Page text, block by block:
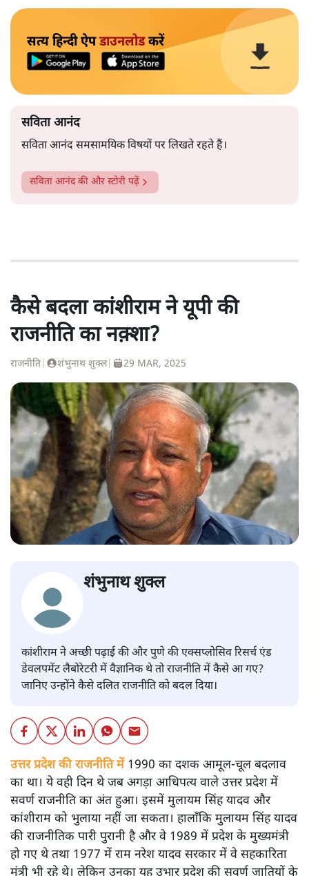
सत्य हिन्दी ऐपडाउनलोडकरें
सविता आनंद
सविता आनंद समसामयिक विषयों पर लिखते रहते हैं।
सविता आनंदकी और स्टोरी पढ़ें
कैसे बदला कांशीराम ने यूपी की
राजनीति का नक़्शा?
राजनीति शंभुनाथ शुक्ल| 29 MAR, 2025
शंभुनाथ शुक्ल
कांशीराम ने अच्छी पढ़ाई की और पुणे की एक्सप्लोसिव रिसर्च एंड
डेवलपमेंट लैबोरेटरी में वैज्ञानिक थे तो राजनीति में कैसे आ गए?
जानिए उन्होंने कैसे दलित राजनीति को बदल दिया।
उत्तर प्रदेश की राजनीति में1990 का दशक आमूल-चूल बदलाव
का था। ये वही दिन थे जब अगड़ा आधिपत्य वाले उत्तर प्रदेश में
सवर्ण राजनीति का अंत हुआ। इसमें मुलायम सिंह यादव और
कांशीराम को भुलाया नहीं जा सकता। हालाँकि मुलायम सिंह यादव
की राजनीतिक पारी पुरानी है और वे 1989 में प्रदेश के मुख्यमंत्री
हो गए थे तथा 1977 में राम नरेश यादव सरकार में वे सहकारिता